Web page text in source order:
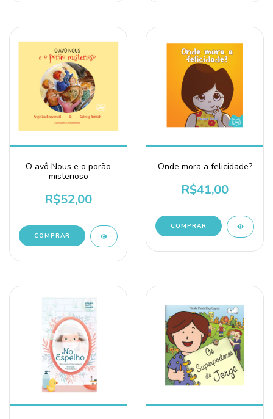
O avô Nous e o porão
misterioso
R$52,00
Onde mora a felicidade?
R$41,00